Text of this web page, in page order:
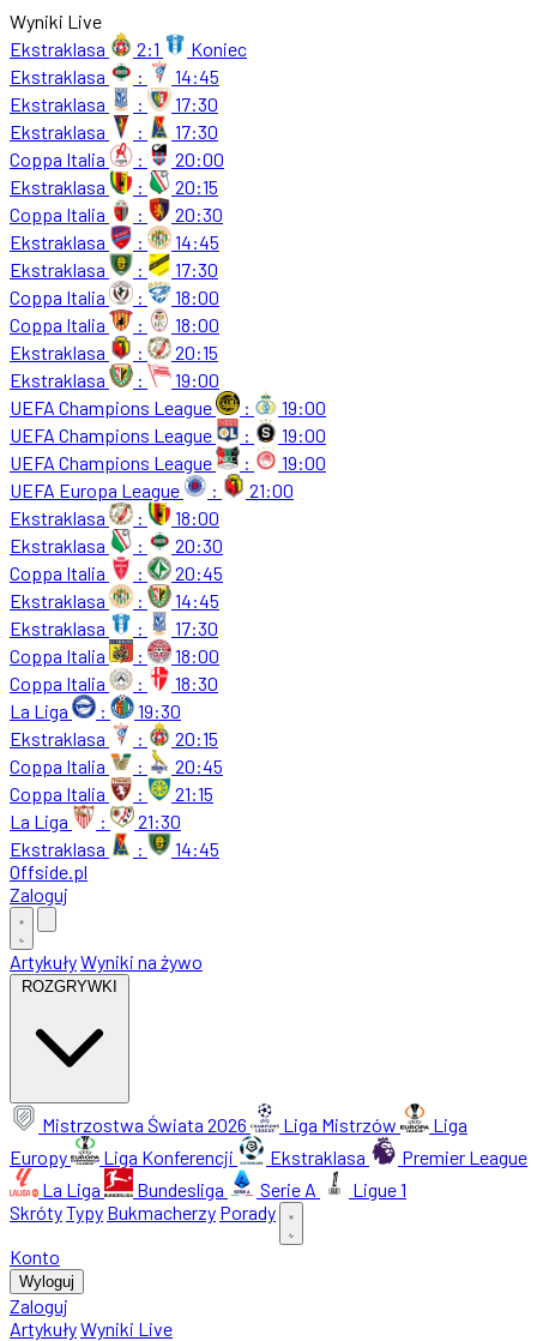
Wyniki Live
Ekstraklasa
2:1
Koniec
Ekstraklasa
:
14:45
Ekstraklasa
:
17:30
Ekstraklasa
:
17:30
Coppa Italia
:
20:00
Ekstraklasa
:
20:15
Coppa Italia
:
20:30
Ekstraklasa
:
14:45
Ekstraklasa
:
17:30
Coppa Italia
:
18:00
Coppa Italia
:
18:00
Ekstraklasa
:
20:15
Ekstraklasa
:
19:00
UEFA Champions League
:
19:00
UEFA Champions League
:
19:00
UEFA Champions League
:
19:00
UEFA Europa League
:
21:00
Ekstraklasa
:
18:00
Ekstraklasa
:
20:30
Coppa Italia
:
20:45
Ekstraklasa
:
14:45
Ekstraklasa
:
17:30
Coppa Italia
:
18:00
Coppa Italia
:
18:30
La Liga
:
19:30
Ekstraklasa
:
20:15
Coppa Italia
:
20:45
Coppa Italia
:
21:15
La Liga
:
21:30
Ekstraklasa
:
14:45
Offside.pl
Zaloguj
ArtykułyWyniki na żywo
ROZGRYWKI
Mistrzostwa Świata 2026 Liga Mistrzów
Liga
Europy
Liga Konferencji Ekstraklasa
Premier League
La Liga
Bundesliga Serie A
Ligue 1
SkrótyTypy Bukmacherzy Porady
Konto
Wyloguj
Zaloguj
ArtykułyWyniki Live